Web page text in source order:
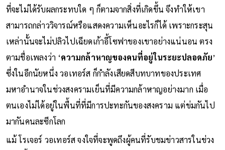
ที่จะไม่ได้รับผลกระทบใด ๆ ก็ตามจากสิ่งที่เกิดขึ้น จึงทำให้เขา
สามารถกล่าววิจารณ์หรือแสดงความเห็นอะไรก็ได้ เพราะกระสุน
เหล่านั้นจะไม่ปลิวไปเฉียดเก้าอี้โซฟาของเขาอย่างแน่นอน ตรง
ตามชื่อเพลงว่า ‘ความกล้าหาญของคนที่อยู่ในระยะปลอดภัย’
ซึ่งในอีกนัยหนึ่ง วอเทอร์ส ก็กำลังเสียดสีบทบาทของประเทศ
มหาอำนาจในช่วงสงครามเย็นที่มีความกล้าหาญอย่างมาก เมื่อ
ตนเองไม่ได้อยู่ในพื้นที่ที่มีการปะทะกันของสงคราม แต่ข่มกันไป
มากันคนละซีกโลก
แม้ โรเจอร์ วอเทอร์ส จงใจที่จะพูดถึงผู้คนที่รับชมข่าวสารในช่วง